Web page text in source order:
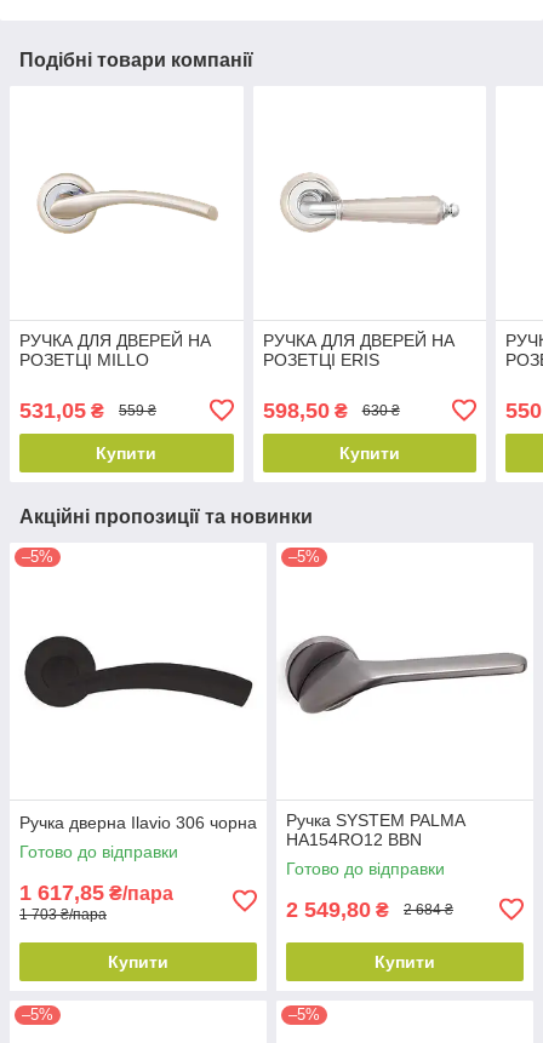
Подібні товари компанії
РУЧКА ДЛЯ ДВЕРЕЙ НА
РОЗЕТЦІ MILLO
531,05 ₴ 559 ₴
Купити
РУЧКА ДЛЯ ДВЕРЕЙ НА
РОЗЕТЦІ ERIS
598,50₴ 630 ₴
Купити
Акційні пропозиції та новинки
–5%
Ручка дверна Ilavio 306 чорна
Готово до відправки
1 617,85 ₴/пара
1 703 ₴/пара
Купити
–5%
Ручка SYSTEM PALMA
HA154RO12 BBN
Готово до відправки
2 549,80 ₴ 2 684 ₴
Купити
–5% –5%